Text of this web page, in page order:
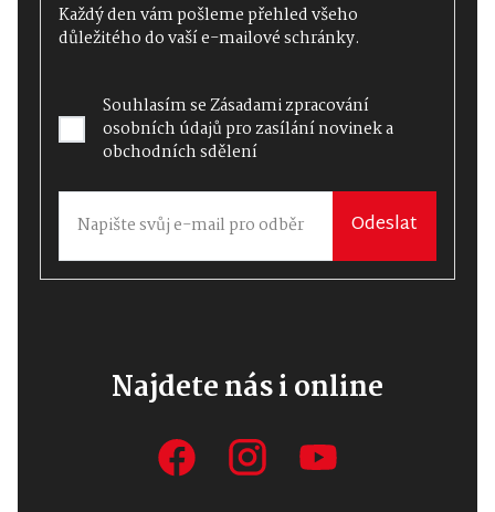
Každý den vám pošleme přehled všeho
důležitého do vaší e-mailové schránky.
Souhlasím seZásadami zpracování
osobních údajůpro zasílání novinek a
obchodních sdělení
Odeslat
Najdete nás i online